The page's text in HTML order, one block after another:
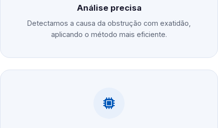
Análise precisa
Detectamos a causa da obstrução com exatidão,
aplicando o método mais eficiente.